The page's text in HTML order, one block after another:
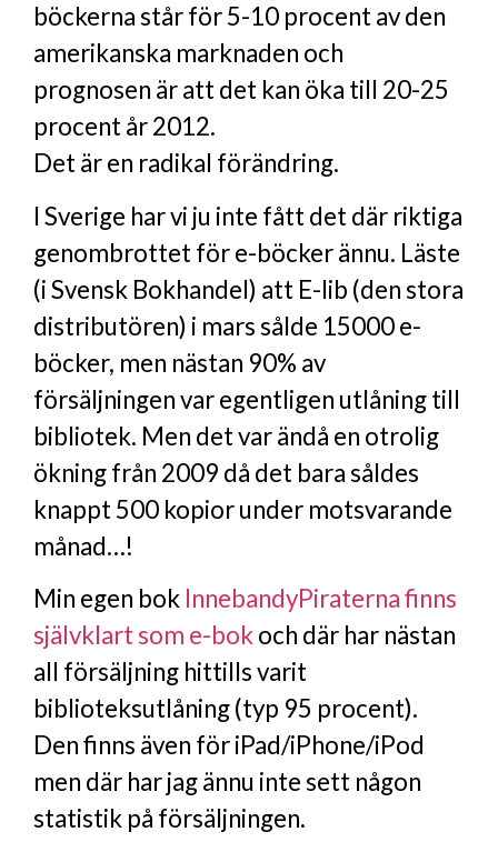
böckerna står för 5-10 procent av den
amerikanska marknaden och
prognosen är att det kan öka till 20-25
procent år 2012.
Det är en radikal förändring.
I Sverige har vi ju inte fått det där riktiga
genombrottet för e-böcker ännu. Läste
(i Svensk Bokhandel) att E-lib (den stora
distributören) i mars sålde 15000 e-
böcker, men nästan 90% av
försäljningen var egentligen utlåning till
bibliotek. Men det var ändå en otrolig
ökning från 2009 då det bara såldes
knappt 500 kopior under motsvarande
månad…!
Min egen bok InnebandyPiraterna finns
självklart som e-bokoch där har nästan
all försäljning hittills varit
biblioteksutlåning (typ 95 procent).
Den finns även för iPad/iPhone/iPod
men där har jag ännu inte sett någon
statistik på försäljningen.